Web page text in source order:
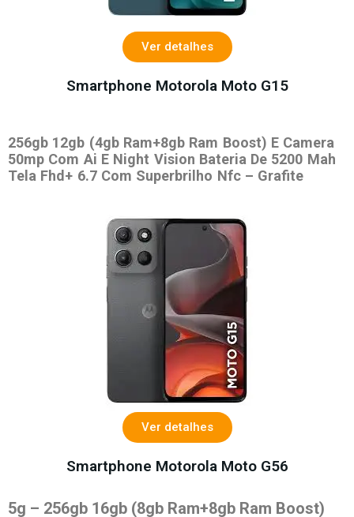
Ver detalhes
Smartphone Motorola Moto G15
256gb 12gb (4gb Ram+8gb Ram Boost) E Camera
50mp Com Ai E Night Vision Bateria De 5200 Mah
Tela Fhd+ 6.7 Com Superbrilho Nfc – Grafite
Ver detalhes
Smartphone Motorola Moto G56
5g – 256gb 16gb (8gb Ram+8gb Ram Boost)